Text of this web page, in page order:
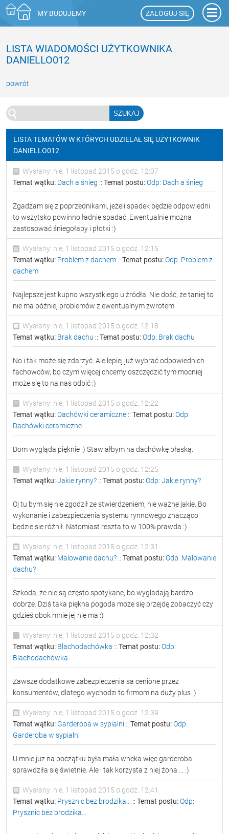
MY BUDUJEMY ZALOGUJ SIĘ
LISTA WIADOMOŚCI UŻYTKOWNIKA
DANIELLO012
powrót
LISTA TEMATÓW W KTÓRYCH UDZIELAŁ SIĘ UŻYTKOWNIK
DANIELLO012
Wysłany: nie, 1 listopad 2015 o godz. 12:07
Temat wątku: Dach a śnieg :: Temat postu:Odp: Dach a śnieg
Zgadzam się z poprzednikami, jeżeli spadek będzie odpowiedni
to wszytsko powinno ładnie spadać. Ewentualnie można
zastosować śniegołapy i płotki :)
Wysłany: nie, 1 listopad 2015 o godz. 12:15
Temat wątku: Problem z dachem :: Temat postu:Odp: Problem z
dachem
Najlepsze jest kupno wszystkiego u źródła. Nie dość, że taniej to
nie ma później problemów z ewentualnym zwrotem
Wysłany: nie, 1 listopad 2015 o godz. 12:18
Temat wątku: Brak dachu :: Temat postu:Odp: Brak dachu
No i tak może się zdarzyć. Ale lepiej już wybrać odpowiednich
fachowców, bo czym więcej chcemy oszczędzić tym mocniej
może się to na nas odbić :)
Wysłany: nie, 1 listopad 2015 o godz. 12:22
Temat wątku: Dachówki ceramiczne :: Temat postu:Odp:
Dachówki ceramiczne
Dom wygląda pięknie :) Stawiałbym na dachówkę płaską.
Wysłany: nie, 1 listopad 2015 o godz. 12:25
Temat wątku:Jakie rynny? :: Temat postu:Odp: Jakie rynny?
Oj tu bym się nie zgodził ze stwierdzeniem, nie ważne jakie. Bo
wykonanie i zabezpieczenia systemu rynnowego znacząco
będzie sie różnił. Natomiast reszta to w 100% prawda :)
Wysłany: nie, 1 listopad 2015 o godz. 12:31
Temat wątku: Malowanie dachu? :: Temat postu:Odp: Malowanie
dachu?
Szkoda, że nie są często spotykane, bo wygladają bardzo
dobrze. Dziś taka piękna pogoda może się przejdę zobaczyć czy
gdzieś obok mnie jej nie ma :)
Wysłany: nie, 1 listopad 2015 o godz. 12:32
Temat wątku: Blachodachówka :: Temat postu:Odp:
Blachodachówka
Zawsze dodatkowe zabezpieczenia sa cenione przez
konsumentów, dlatego wychodzi to firmom na duży plus :)
Wysłany: nie, 1 listopad 2015 o godz. 12:39
Temat wątku: Garderoba w sypialni :: Temat postu:Odp:
Garderoba w sypialni
U mnie juz na początku była mała wneka więc garderoba
sprawdziła się świetnie. Ale i tak korzysta z niej żona ... :)
Wysłany: nie, 1 listopad 2015 o godz. 12:41
Temat wątku: Prysznic bez brodzika... :: Temat postu:Odp:
Prysznic bez brodzika...